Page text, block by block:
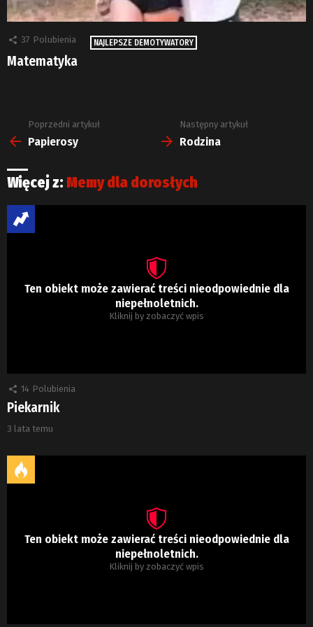
37 Polubienia NAJLEPSZE DEMOTYWATORY
Matematyka
Zobacz
więcej
Poprzedni artykuł
Papierosy
Następny artykuł
Rodzina
Więcej z: Memy dla dorosłych
Ten obiekt może zawierać treści nieodpowiednie dla
niepełnoletnich.
Kliknij by zobaczyć wpis
14 Polubienia
Piekarnik
3 lata temu
Ten obiekt może zawierać treści nieodpowiednie dla
niepełnoletnich.
Kliknij by zobaczyć wpis